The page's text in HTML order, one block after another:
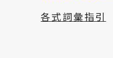
各式詞彙指引